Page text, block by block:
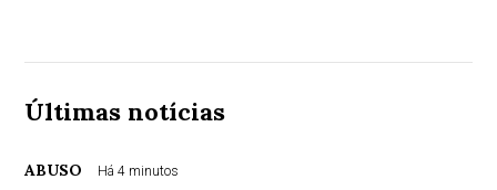
Últimas notícias
ABUSO Há 4 minutos